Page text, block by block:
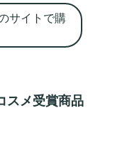
産されていないSPF
ラセンタ を原料とし、
のプラセンタを熟成・
グケアをしっかりとサ
サイトで購
スメ受賞商品